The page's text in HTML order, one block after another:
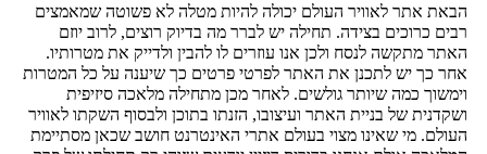
הבאת אתר לאוויר העולם יכולה להיות מטלה לא פשוטה שמאמצים
רבים כרוכים בצידה. תחילה יש לברר מה בדיוק רוצים, לרוב יוזם
האתר מתקשה לנסח ולכן אנו עוזרים לו להבין ולדייק את מטרותיו.
אחר כך יש לתכנן את האתר לפרטי פרטים כך שיענה על כל המטרות
וימשוך כמה שיותר גולשים. לאחר מכן מתחילה מלאכה סיזיפית
ושקדנית של בניית האתר ועיצובו, הזנתו בתוכן ולבסוף השקתו לאוויר
העולם. מי שאינו מצוי בעולם אתרי האינטרנט חושב שכאן מסתיימת